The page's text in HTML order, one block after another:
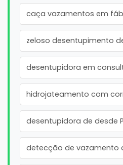
caça vazamentos em
zeloso desentupimento de
desentupidora em
hidrojateamento com
desentupidora de desde
detecção de vazamento